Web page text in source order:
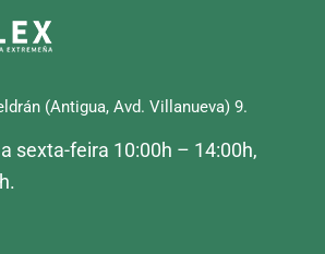
(Antigua, Avd. Villanueva) 9.
sexta-feira 10:00h – 14:00h,